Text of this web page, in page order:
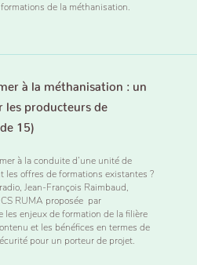
de la méthanisation.
à la méthanisation : un
les producteurs de
15)
à la conduite d’une unité de
les offres de formations existantes ?
Jean-François Raimbaud,
RUMA proposée par
les enjeux de formation de la filière
et les bénéfices en termes de
pour un porteur de projet.